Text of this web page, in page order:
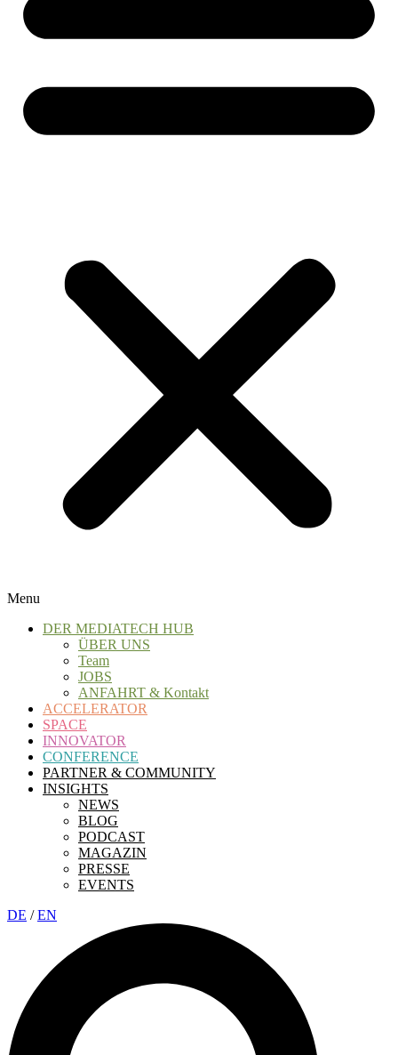
Menu
DER MEDIATECH HUB
ÜBER UNS
Team
JOBS
ANFAHRT & Kontakt
ACCELERATOR
SPACE
INNOVATOR
CONFERENCE
PARTNER & COMMUNITY
INSIGHTS
NEWS
BLOG
PODCAST
MAGAZIN
PRESSE
EVENTS
DE /EN